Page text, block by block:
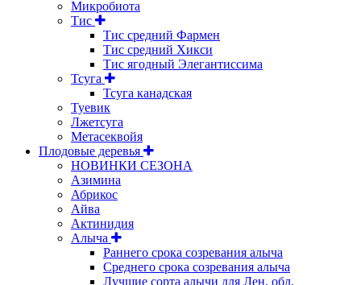
Микробиота
Тис
Тис средний Фармен
Тис средний Хикси
Тис ягодный Элегантиссима
Тсуга
Тсуга канадская
Туевик
Лжетсуга
Метасеквойя
Плодовые деревья
НОВИНКИ СЕЗОНА
Азимина
Абрикос
Айва
Актинидия
Алыча
Раннего срока созревания алыча
Среднего срока созревания алыча
Лучшие сорта алычи для Лен. обл.